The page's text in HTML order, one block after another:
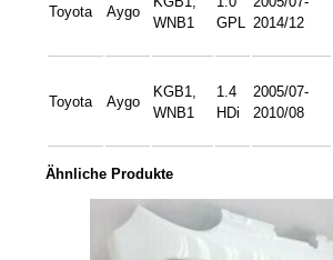
Toyota Aygo
WNB1
GPL 2014/12
Toyota Aygo
KGB1,
WNB1
1.4
HDi
2005/07-
2010/08
Ähnliche Produkte